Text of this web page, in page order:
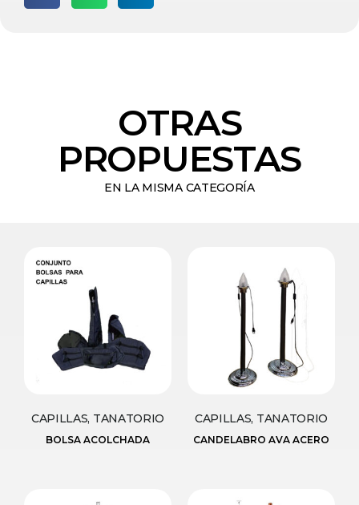
OTRAS
PROPUESTAS
EN LA MISMA CATEGORÍA
CAPILLAS, TANATORIO
BOLSA ACOLCHADA
CAPILLAS, TANATORIO
CANDELABRO AVA ACERO